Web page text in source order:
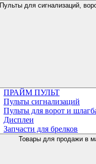
Пульты для сигнализаций,
ПРАЙМ ПУЛЬТ
Пульты сигнализаций
Пульты для ворот и
Дисплеи
Запчасти для брелков
Товары для продажи в